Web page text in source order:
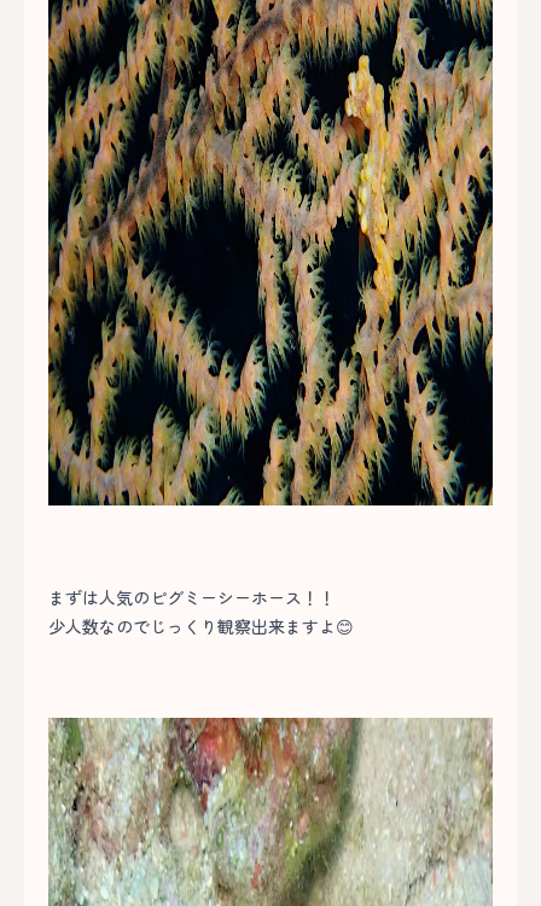
まずは人気のピグミーシーホース！！
少人数なのでじっくり観察出来ますよ😊